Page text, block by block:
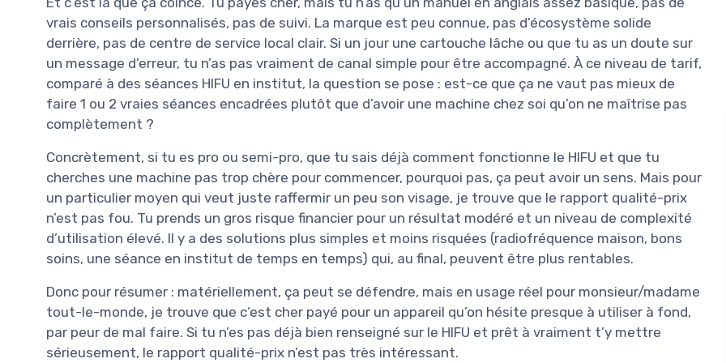
vrais conseils personnalisés, pas de suivi. La marque est peu connue, pas d’écosystème solide
derrière, pas de centre de service local clair. Si un jour une cartouche lâche ou que tu as un doute sur
un message d’erreur, tu n’as pas vraiment de canal simple pour être accompagné. À ce niveau de tarif,
comparé à des séances HIFU en institut, la question se pose : est-ce que ça ne vaut pas mieux de
faire 1 ou 2 vraies séances encadrées plutôt que d’avoir une machine chez soi qu’on ne maîtrise pas
complètement ?
Concrètement, si tu es pro ou semi-pro, que tu sais déjà comment fonctionne le HIFU et que tu
cherches une machine pas trop chère pour commencer, pourquoi pas, ça peut avoir un sens. Mais pour
un particulier moyen qui veut juste raffermir un peu son visage, je trouve que le rapport qualité-prix
n’est pas fou. Tu prends un gros risque financier pour un résultat modéré et un niveau de complexité
d’utilisation élevé. Il y a des solutions plus simples et moins risquées (radiofréquence maison, bons
soins, une séance en institut de temps en temps) qui, au final, peuvent être plus rentables.
Donc pour résumer : matériellement, ça peut se défendre, mais en usage réel pour monsieur/madame
tout-le-monde, je trouve que c’est cher payé pour un appareil qu’on hésite presque à utiliser à fond,
par peur de mal faire. Si tu n’es pas déjà bien renseigné sur le HIFU et prêt à vraiment t’y mettre
sérieusement, le rapport qualité-prix n’est pas très intéressant.